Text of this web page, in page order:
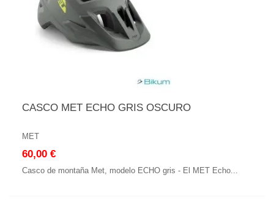
CASCO MET ECHO GRIS OSCURO
MET
60,00 €
Casco de montaña Met, modelo ECHO gris - El MET Echo...